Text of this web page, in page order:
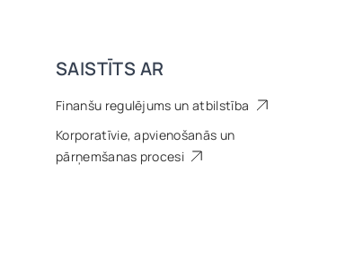
SAISTĪTS AR
Finanšu regulējums un atbilstība
Korporatīvie, apvienošanās un
pārņemšanas procesi